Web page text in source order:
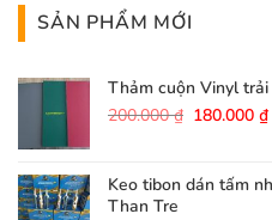
SẢN PHẨM MỚI
Thảm cuộn Vinyl
200.000₫ Giá
200.000 ₫.
180.000₫
Keo tibon dán tấm
Than Tre